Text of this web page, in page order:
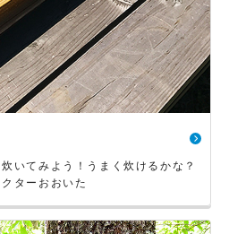
いてみよう！うまく炊けるかな？
ターおおいた